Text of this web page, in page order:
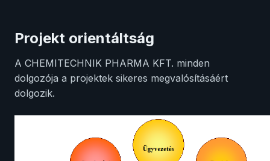
Projekt orientáltság
A CHEMITECHNIK PHARMA KFT. minden
dolgozója a projektek sikeres megvalósításáért
dolgozik.